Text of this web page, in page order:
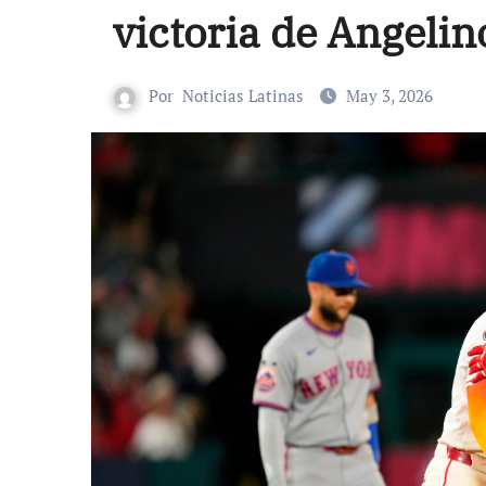
victoria de
Por Noticias Latinas May 3, 2026